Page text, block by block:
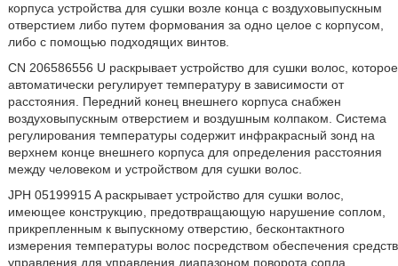
корпуса устройства для сушки возле конца с воздуховыпускным
отверстием либо путем формования за одно целое с корпусом,
либо с помощью подходящих винтов.
CN 206586556 U раскрывает устройство для сушки волос, которое
автоматически регулирует температуру в зависимости от
расстояния. Передний конец внешнего корпуса снабжен
воздуховыпускным отверстием и воздушным колпаком. Система
регулирования температуры содержит инфракрасный зонд на
верхнем конце внешнего корпуса для определения расстояния
между человеком и устройством для сушки волос.
JPH 05199915 A раскрывает устройство для сушки волос,
имеющее конструкцию, предотвращающую нарушение соплом,
прикрепленным к выпускному отверстию, бесконтактного
измерения температуры волос посредством обеспечения средств
управления для управления диапазоном поворота сопла.